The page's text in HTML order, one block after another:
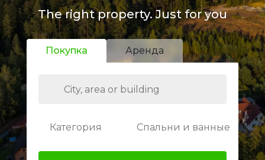
The right property. Just for you
Покупка Аренда
Категория Спальни и ванные